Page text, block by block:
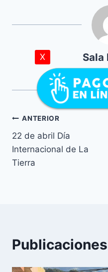
Sala
ANTERIOR
22 de abril Día
Internacional de La
Tierra
X